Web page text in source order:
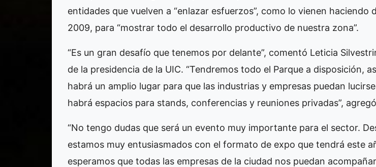
entidades que vuelven a “enlazar esfuerzos”, como lo vienen haciendo
2009, para “mostrar todo el desarrollo productivo de nuestra zona”.
“Es un gran desafío que tenemos por delante”, comentó Leticia
de la presidencia de la UIC. “Tendremos todo el Parque a disposición,
habrá un amplio lugar para que las industrias y empresas puedan
habrá espacios para stands, conferencias y reuniones privadas”,
“No tengo dudas que será un evento muy importante para el sector.
estamos muy entusiasmados con el formato de expo que tendrá este
esperamos que todas las empresas de la ciudad nos puedan